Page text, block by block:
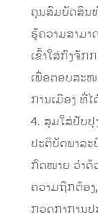
ຄຸນສົມບັດສິນ
ຮູ້ຄວາມສາມ
ເຂົ້າໃສ່ກົງຈັກ
ເພື່ອຕອບສະ
ການເມືອງ ທີ່
4. ສຸມໃສ່ປັບປຸ
ປະຕິບັດພາລ
ກົດໝາຍ ວ່າດ້
ຄວາມຖືກຕ້ອງ
ກວດກາການ